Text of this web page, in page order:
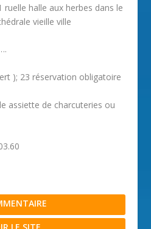
ruelle halle aux herbes dans le
vieille ville
); 23 réservation obligatoire
assiette de charcuteries ou